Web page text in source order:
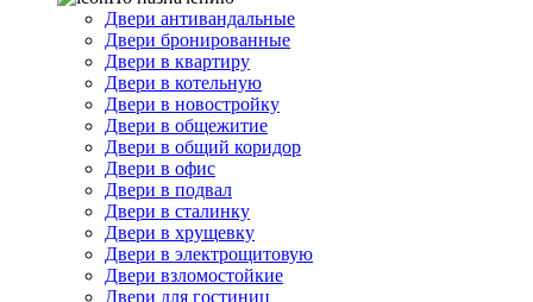
Двери антивандальные
Двери бронированные
Двери в квартиру
Двери в котельную
Двери в новостройку
Двери в общежитие
Двери в общий коридор
Двери в офис
Двери в подвал
Двери в сталинку
Двери в хрущевку
Двери в электрощитовую
Двери взломостойкие
Двери для гостиниц